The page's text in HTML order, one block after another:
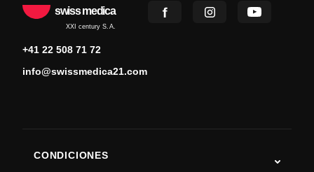
swiss medica
XXI century S.A.
+41 22 508 71 72
info@swissmedica21.com
CONDICIONES